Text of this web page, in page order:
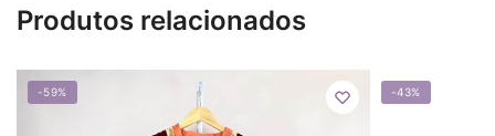
Produtos relacionados
-59% -43%